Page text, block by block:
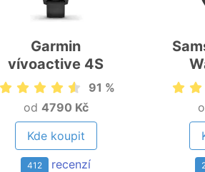
Garmin
vívoactive 4S
91 %
od 4790 Kč
Kde koupit
412 recenzí